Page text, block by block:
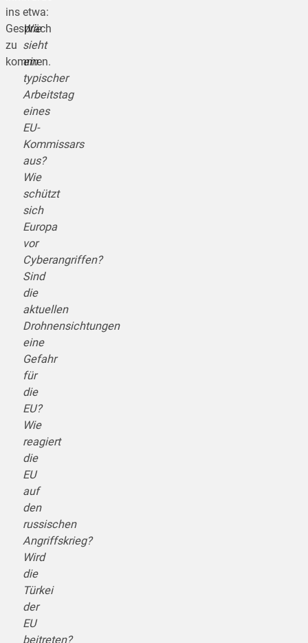
ins
Gespräch
zu
kommen.
etwa:
Wie
sieht
ein
typischer
Arbeitstag
eines
EU-
Kommissars
aus?
Wie
schützt
sich
Europa
vor
Cyberangriffen?
Sind
die
aktuellen
Drohnensichtungen
eine
Gefahr
für
die
EU?
Wie
reagiert
die
EU
auf
den
russischen
Angriffskrieg?
Wird
die
Türkei
der
EU
beitreten?